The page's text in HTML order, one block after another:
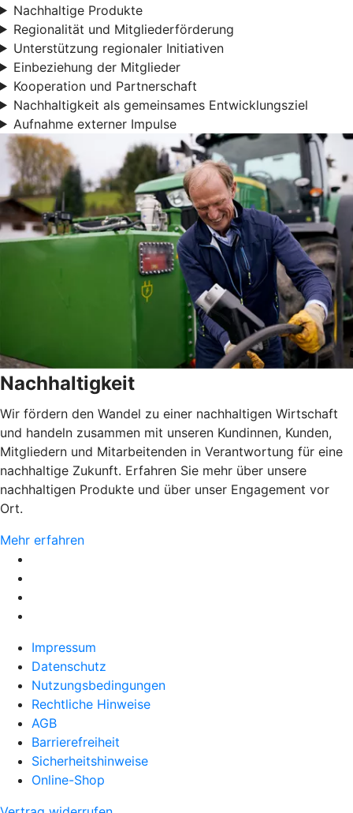
Nachhaltige Produkte
Regionalität und Mitgliederförderung
Unterstützung regionaler Initiativen
Einbeziehung der Mitglieder
Kooperation und Partnerschaft
Nachhaltigkeit als gemeinsames Entwicklungsziel
Aufnahme externer Impulse
Nachhaltigkeit
Wir fördern den Wandel zu einer nachhaltigen Wirtschaft
und handeln zusammen mit unseren Kundinnen, Kunden,
Mitgliedern und Mitarbeitenden in Verantwortung für eine
nachhaltige Zukunft. Erfahren Sie mehr über unsere
nachhaltigen Produkte und über unser Engagement vor
Ort.
Mehr erfahren
Impressum
Datenschutz
Nutzungsbedingungen
Rechtliche Hinweise
AGB
Barrierefreiheit
Sicherheitshinweise
Online-Shop